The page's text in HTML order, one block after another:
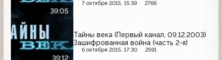
39:05
7 октября 2015, 15:39 2766
39:12
Тайны века (Первый канал, 09.12.2003)
Зашифрованная война (часть 2-я)
6 октября 2015, 17:30 2591